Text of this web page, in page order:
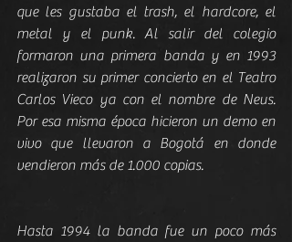
que les gustaba el trash, el hardcore, el
metal y el punk. Al salir del colegio
formaron una primera banda y en 1993
realizaron su primer concierto en el Teatro
Carlos Vieco ya con el nombre de Neus.
Por esa misma época hicieron un demo en
vivo que llevaron a Bogotá en donde
vendieron más de 1.000 copias.
Hasta 1994 la banda fue un poco más